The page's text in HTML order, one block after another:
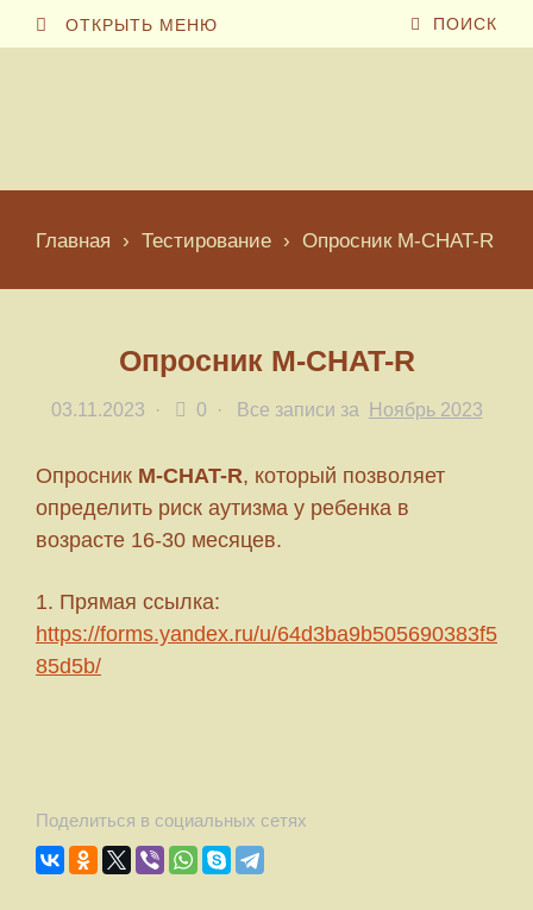
ОТКРЫТЬ МЕНЮ ПОИСК
Главная › Тестирование › Опросник M-CHAT-R
Опросник M-CHAT-R
03.11.2023 · 0 · Все записи за Ноябрь 2023
Опросник M-CHAT-R, который позволяет
определить риск аутизма у ребенка в
возрасте 16-30 месяцев.
Прямая ссылка:
https://forms.yandex.ru/u/64d3ba9b505690383f5
85d5b/
Поделиться в социальных сетях